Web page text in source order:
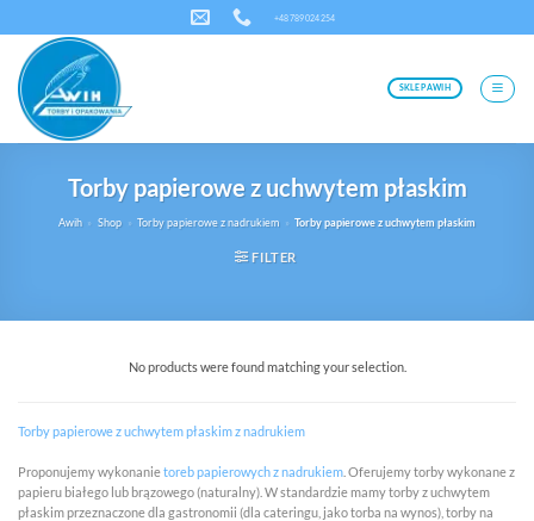
content
+48 789 024 254
SKLEP AWIH
Torby papierowe z uchwytem płaskim
Awih » Shop » Torby papierowe z nadrukiem » Torby papierowe z uchwytem płaskim
FILTER
No products were found matching your selection.
Torby papierowe z uchwytem płaskim z nadrukiem
Proponujemy wykonanietoreb papierowych z nadrukiem . Oferujemy torby wykonane z
papieru białego lub brązowego (naturalny). W standardzie mamy torby z uchwytem
płaskim przeznaczone dla gastronomii (dla cateringu, jako torba na wynos), torby na